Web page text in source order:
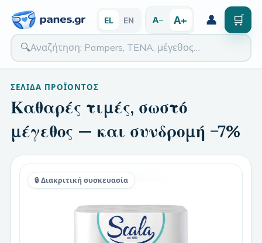
🔍
EL EN Α− Α+ 👤 🛒
ΣΕΛΊΔΑ ΠΡΟΪΌΝΤΟΣ
Καθαρές τιμές, σωστό
μέγεθος — και συνδρομή −7%
🔒 Διακριτική συσκευασία